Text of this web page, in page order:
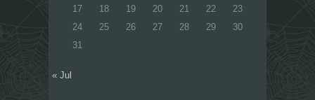
17
18 19 20 21 22
23
24
25 26 27 28 29
30
31
« Jul